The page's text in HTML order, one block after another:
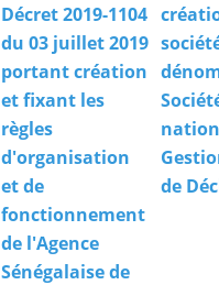
Décret 2019-1104
du 03 juillet 2019
portant création
et fixant les
règles
d'organisation
et de
fonctionnement
de l'Agence
Sénégalaise de
de